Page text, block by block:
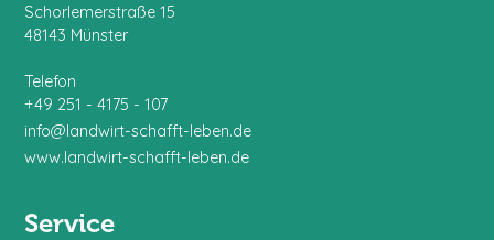
Schorlemerstraße 15
48143 Münster
Telefon
+49 251 - 4175 - 107
info@landwirt-schafft-leben.de
www.landwirt-schafft-leben.de
Service